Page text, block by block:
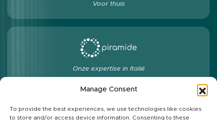
Manage Consent
To provide the best experiences, we use technologies like cookies
to store and/or access device information. Consenting to these
Voor thuis
Onze expertise in Italië